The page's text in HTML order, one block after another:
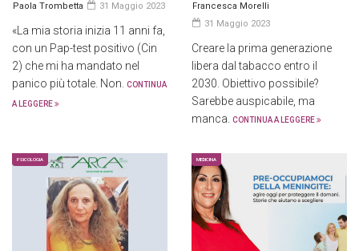
n
Paola Trombetta 31 Maggio 2023
«La mia storia inizia 11 anni fa,
con un Pap-test positivo (Cin
2) che mi ha mandato nel
panico più totale. Non. CONTINUA
A LEGGERE
Francesca Morelli
31 Maggio 2023
Creare la prima generazione
libera dal tabacco entro il
2030. Obiettivo possibile?
Sarebbe auspicabile, ma
manca. CONTINUA A LEGGERE
PSICOLOGIA MEDICINA